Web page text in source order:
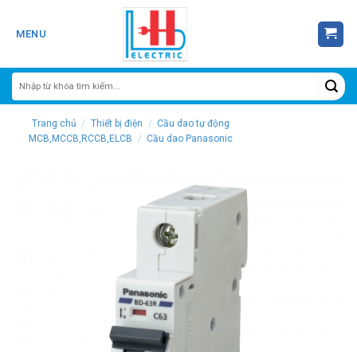
MENU
Trang chủ / Thiết bị điện / Cầu dao tự động
MCB,MCCB,RCCB,ELCB / Cầu dao Panasonic